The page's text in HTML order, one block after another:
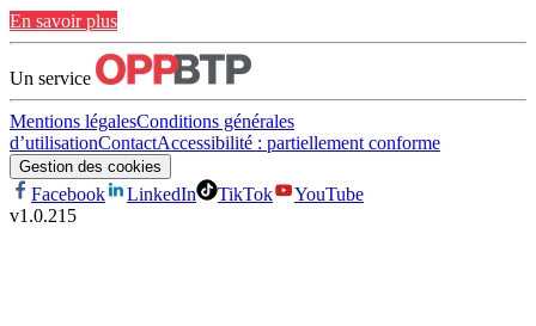
En savoir plus
Un service
Mentions légalesConditions générales
d’utilisationContactAccessibilité : partiellement conforme
Gestion des cookies
Facebook LinkedIn TikTok
YouTube
v1.0.215